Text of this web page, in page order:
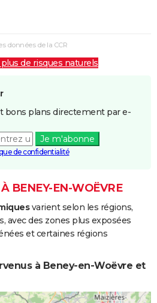
données de la CCR
de risques naturels
bons plans directement par e-
Je m'abonne
de confidentialité
BENEY-EN-WOËVRE
varient selon les régions,
avec des zones plus exposées
et certaines régions
à Beney-en-Woëvre et